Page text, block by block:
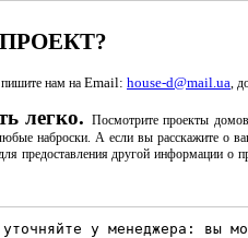
, пишите нам на Email: house-d@mail.ua ,
легко. Посмотрите проекты
наброски. А если вы расскажите о
предоставления другой информации о
уточняйте у менеджера: